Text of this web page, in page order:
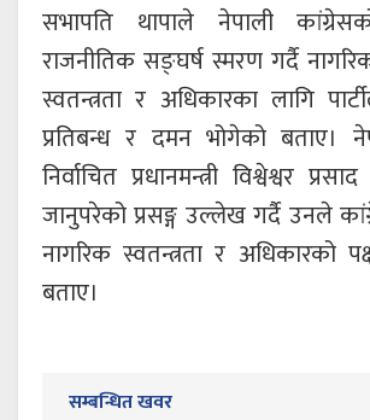
सभापति थापाले नेपाली
राजनीतिक सङ्घर्ष स्मरण गर्दै
स्वतन्त्रता र अधिकारका लागि
प्रतिबन्ध र दमन भोगेको बताए।
निर्वाचित प्रधानमन्त्री विश्वेश्वर
जानुपरेको प्रसङ्ग उल्लेख गर्दै उनले
नागरिक स्वतन्त्रता र अधिकारको
बताए।
सम्बन्धित खवर